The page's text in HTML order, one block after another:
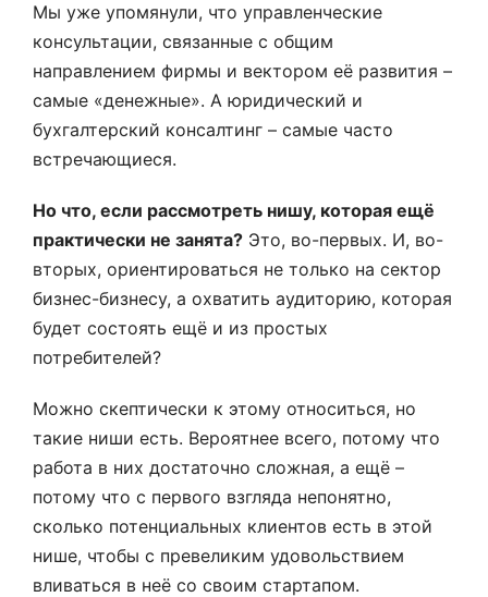
Мы уже упомянули, что управленческие
консультации, связанные с общим
направлением фирмы и вектором её развития –
самые «денежные». А юридический и
бухгалтерский консалтинг – самые часто
встречающиеся.
Но что, если рассмотреть нишу, которая ещё
практически не занята? Это, во-первых. И, во-
вторых, ориентироваться не только на сектор
бизнес-бизнесу, а охватить аудиторию, которая
будет состоять ещё и из простых
потребителей?
Можно скептически к этому относиться, но
такие ниши есть. Вероятнее всего, потому что
работа в них достаточно сложная, а ещё –
потому что с первого взгляда непонятно,
сколько потенциальных клиентов есть в этой
нише, чтобы с превеликим удовольствием
вливаться в неё со своим стартапом.